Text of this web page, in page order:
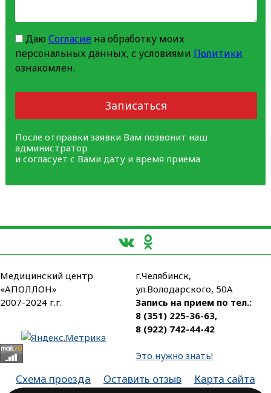
Даю Согласиена обработку моих
персональных данных, с условиями Политики
ознакомлен.
Записаться
После отправки заявки Вам позвонит наш
администратор
и согласует с Вами дату и время приема
Медицинский центр
«АПОЛЛОН»
2007-2024 г.г.
г.Челябинск,
ул.Володарского, 50А
Запись на прием по тел.:
8 (351) 225-36-63,
8 (922) 742-44-42
Это нужно знать!
Схема проезда Оставить отзыв
Карта сайта